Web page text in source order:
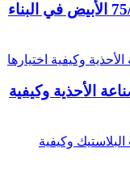
التطبيقات الشائعة لبي في سي 75/100 الأبيض في البناء
الأحذية وكيفية